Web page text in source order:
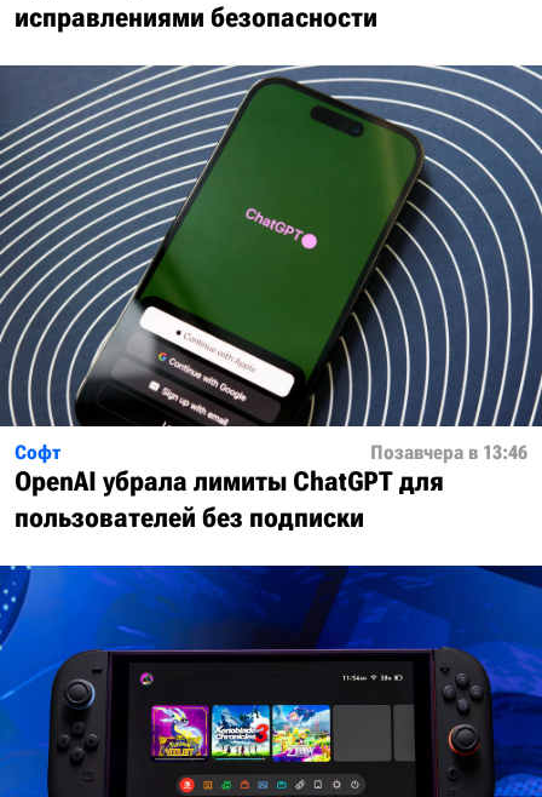
исправлениями безопасности
Софт Позавчера в 13:46
OpenAI убрала лимиты ChatGPT для
пользователей без подписки